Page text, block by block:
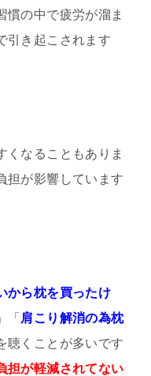
慣の中で疲労が溜ま
引き起こされます
くなることもありま
担が影響しています
から枕を買ったけ
」「 肩こり解消の為枕
聴くことが多いです
担が軽減されてない